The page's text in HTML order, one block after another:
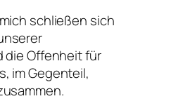
schließen sich
die Offenheit für
im Gegenteil,